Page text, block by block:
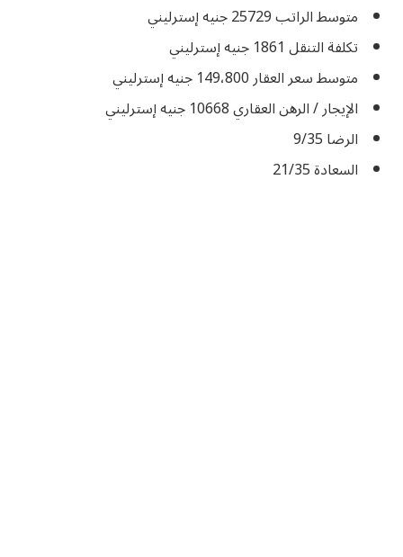
متوسط ​​الراتب 25729 جنيه إسترليني
تكلفة التنقل 1861 جنيه إسترليني
متوسط ​​سعر العقار 149،800 جنيه إسترليني
الإيجار / الرهن العقاري 10668 جنيه إسترليني
الرضا 9/35
السعادة 21/35